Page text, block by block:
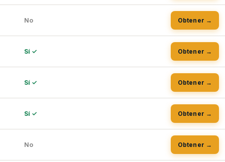
No Obtener →
Sí ✓ Obtener →
Sí ✓ Obtener →
Sí ✓ Obtener →
No Obtener →